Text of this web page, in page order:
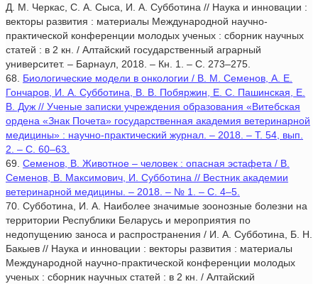
Д. М. Черкас, С. А. Сыса, И. А. Субботина // Наука и инновации :
векторы развития : материалы Международной научно-
практической конференции молодых ученых : сборник научных
статей : в 2 кн. / Алтайский государственный аграрный
университет. – Барнаул, 2018. – Кн. 1. – С. 273–275.
68. Биологические модели в онкологии / В. М. Семенов, А. Е.
Гончаров, И. А. Субботина, В. В. Побяржин, Е. С. Пашинская, Е.
В. Дуж // Ученые записки учреждения образования «Витебская
ордена «Знак Почета» государственная академия ветеринарной
медицины» : научно-практический журнал. – 2018. – Т. 54, вып.
2. – С. 60–63.
69. Семенов, В. Животное – человек : опасная эстафета / В.
Семенов, В. Максимович, И. Субботина // Вестник академии
ветеринарной медицины. – 2018. – № 1. – С. 4–5.
70. Субботина, И. А. Наиболее значимые зоонозные болезни на
территории Республики Беларусь и мероприятия по
недопущению заноса и распространения / И. А. Субботина, Б. Н.
Бакыев // Наука и инновации : векторы развития : материалы
Международной научно-практической конференции молодых
ученых : сборник научных статей : в 2 кн. / Алтайский